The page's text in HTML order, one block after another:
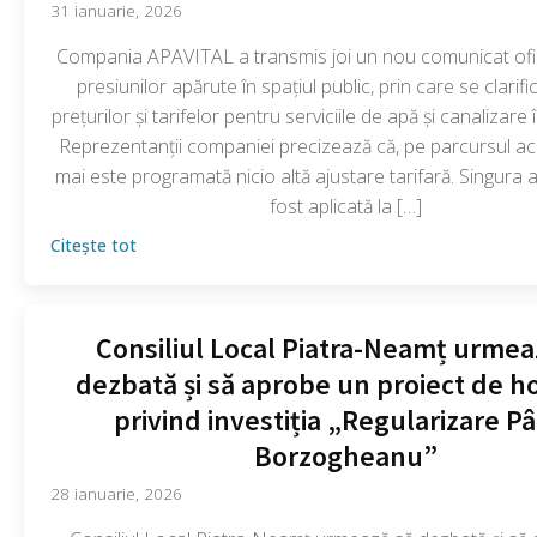
31 ianuarie, 2026
Compania APAVITAL a transmis joi un nou comunicat
presiunilor apărute în spațiul public, prin care se
prețurilor și tarifelor pentru serviciile de apă și canalizare
Reprezentanții companiei precizează că, pe parcursul
mai este programată nicio altă ajustare tarifară. Singura
fost aplicată la […]
Citește tot
Consiliul Local Piatra-Neamț
dezbată și să aprobe un proiect de
privind investiția „Regularizare
Borzogheanu”
28 ianuarie, 2026